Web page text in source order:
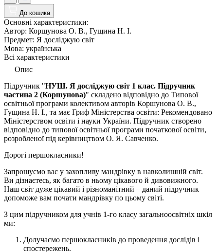
До кошика
Основні характеристики:
Автор: Коршунова О. В., Гущина Н. І.
Предмет: Я досліджую світ
Мова: українська
Всі характеристики
Опис
Підручник "НУШ. Я досліджую світ 1 клас. Підручник
частина 2 (Коршунова)" складено відповідно до Типової
освітньої програми колективом авторів Коршунова О. В.,
Гущина Н. І., та має Гриф Міністерства освіти: Рекомендовано
Міністерством освіти і науки України. Пiдручник створено
відповідно до типової освітньої програми початкової освіти,
розробленої під керівництвом О. Я. Савченко.
Дорогі першокласники!
Запрошуємо вас у захопливу мандрівку в навколишній світ.
Ви дізнаєтесь, як багато в ньому цікавого й дивовижного.
Наш світ дуже цікавий і різноманітний – даний підручник
допоможе вам почати мандрівку по цьому світі.
З цим підручником для учнів 1-го класу загальноосвітніх шкіл
ми:
Долучаємо першокласників до проведення дослідів і
спостережень.